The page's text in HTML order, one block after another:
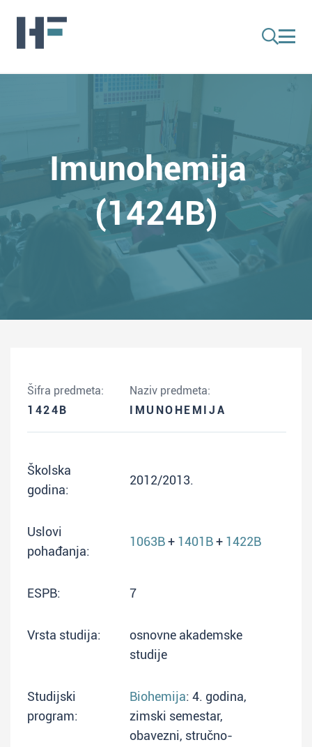
Imunohemija
(1424B)
Šifra predmeta:
1424B
Naziv predmeta:
IMUNOHEMIJA
Školska
godina:
2012/2013.
Uslovi
pohađanja:
1063B+ 1401B+ 1422B
ESPB: 7
Vrsta studija:
osnovne akademske
studije
Studijski
program:
Biohemija: 4. godina,
zimski semestar,
obavezni, stručno-